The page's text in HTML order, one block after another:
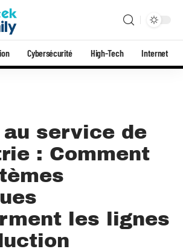
Cybersécurité High-Tech Internet
au service de
: Comment
les lignes